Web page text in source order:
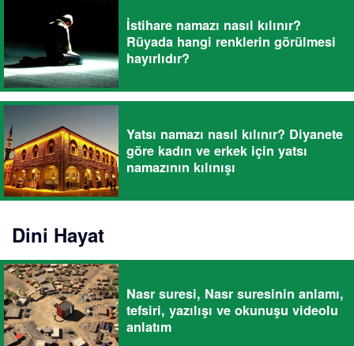
İstihare namazı nasıl kılınır?
Rüyada hangi renklerin görülmesi
hayırlıdır?
Yatsı namazı nasıl kılınır? Diyanete
göre kadın ve erkek için yatsı
namazının kılınışı
Dini Hayat
Nasr suresi, Nasr suresinin anlamı,
tefsiri, yazılışı ve okunuşu videolu
anlatım